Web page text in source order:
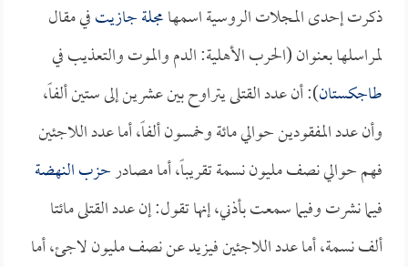
ذكرت إحدى المجلات الروسية اسمهامجلة جازيتفي مقال
لمراسلها بعنوان (الحرب الأهلية: الدم والموت والتعذيب في
طاجكستان): أن عدد القتلى يتراوح بين عشرين إلى ستين ألفاً،
وأن عدد المفقودين حوالي مائة وخمسون ألفاً، أما عدد اللاجئين
فهم حوالي نصف مليون نسمة تقريباً، أما مصادرحزب النهضة
فيما نشرت وفيما سمعت بأذني، إنها تقول: إن عدد القتلى مائتا
ألف نسمة، أما عدد اللاجئين فيزيد عن نصف مليون لاجئ، أما